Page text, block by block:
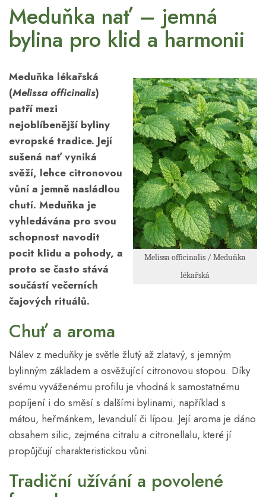
Meduňka nať – jemná
bylina pro klid a harmonii
Melissa officinalis / Meduňka
lékařská
Meduňka lékařská
(Melissa officinalis)
patří mezi
nejoblíbenější byliny
evropské tradice. Její
sušená nať vyniká
svěží, lehce citronovou
vůní a jemně nasládlou
chutí. Meduňka je
vyhledávána pro svou
schopnost navodit
pocit klidu a pohody, a
proto se často stává
součástí večerních
čajových rituálů.
Chuť a aroma
Nálev z meduňky je světle žlutý až zlatavý, s jemným
bylinným základem a osvěžující citronovou stopou. Díky
svému vyváženému profilu je vhodná k samostatnému
popíjení i do směsí s dalšími bylinami, například s
mátou, heřmánkem, levandulí či lípou. Její aroma je dáno
obsahem silic, zejména citralu a citronellalu, které jí
propůjčují charakteristickou vůni.
Tradiční užívání a povolené